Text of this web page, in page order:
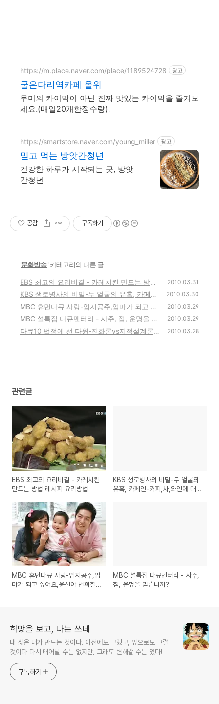
https://m.place.naver.com/place/1189524728 광고
굽은다리역카페 올위
무미의 카이막이 아닌 진짜 맛있는 카이막을 즐겨보
세요.(매일20개한정수량).
https://smartstore.naver.com/young_miller 광고
믿고 먹는 방앗간청년
건강한 하루가 시작되는 곳, 방앗
간청년
공감 구독하기
'문화방송' 카테고리의 다른 글
EBS 최고의 요리비결 - 카레치킨 만드는 방법
레시피 요리방법
(2)
2010.03.31
KBS 생로병사의 비밀-두 얼굴의 유혹, 카페
인-커피,차,와인에 대한 이야기
(2)
2010.03.30
MBC 휴먼다큐 사랑-엄지공주,엄마가 되고 싶
어요,윤선아 변희철 부부의 아기갖기 프로젝트
(2)
2010.03.29
MBC 설특집 다큐멘터리 - 사주, 점, 운명을 믿
습니까?
(0)
2010.03.29
다큐10 법정에 선 다윈-진화론vs지적설계론
2010.03.28
관련글
EBS 최고의 요리비결 - 카레치킨
만드는 방법 레시피 요리방법
KBS 생로병사의 비밀-두 얼굴의
유혹, 카페인-커피,차,와인에 대한
MBC 휴먼다큐 사랑-엄지공주,엄
마가 되고 싶어요,윤선아 변희철
MBC 설특집 다큐멘터리 - 사주,
점, 운명을 믿습니까?
희망을 보고, 나는 쓰네
내 삶은 내가 만드는 것이다. 이전에도 그랬고, 앞으로도 그럴
것이다 다시 태어날 수는 없지만, 그래도 변해갈 수는 있다!
구독하기